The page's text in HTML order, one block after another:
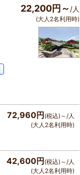
22,200円～ /人
(大人2名利用時)
72,960円(税込)～/人
(大人2名利用時)
42,600円(税込)～/人
(大人2名利用時)